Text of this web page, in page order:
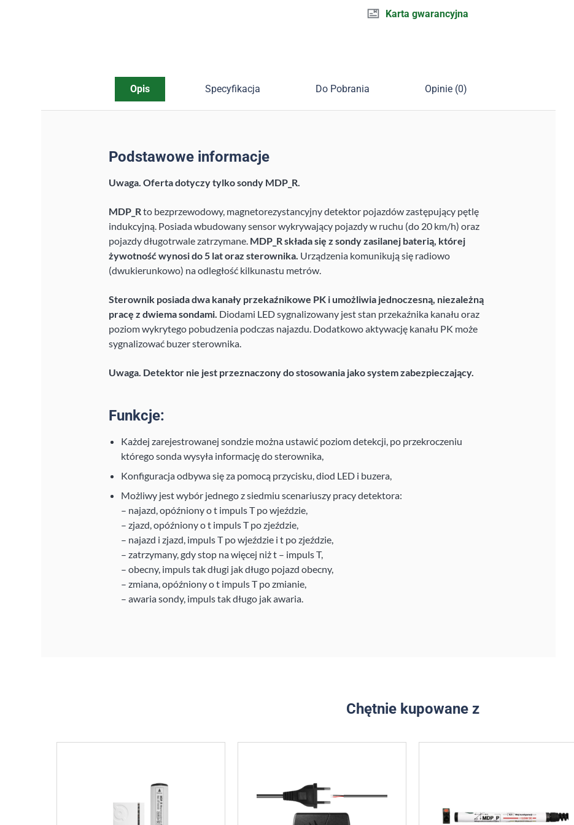
Karta gwarancyjna
Opis Specyfikacja Do Pobrania Opinie (0)
Podstawowe informacje
Uwaga. Oferta dotyczy tylko sondy MDP_R.
MDP_Rto bezprzewodowy, magnetorezystancyjny detektor pojazdów zastępujący pętlę
indukcyjną. Posiada wbudowany sensor wykrywający pojazdy w ruchu (do 20 km/h) oraz
pojazdy długotrwale zatrzymane. MDP_R składa się z sondy zasilanej baterią, której
żywotność wynosi do 5 lat oraz sterownika. Urządzenia komunikują się radiowo
(dwukierunkowo) na odległość kilkunastu metrów.
Sterownik posiada dwa kanały przekaźnikowe PK i umożliwia jednoczesną, niezależną
pracę z dwiema sondami. Diodami LED sygnalizowany jest stan przekaźnika kanału oraz
poziom wykrytego pobudzenia podczas najazdu. Dodatkowo aktywację kanału PK może
sygnalizować buzer sterownika.
Uwaga. Detektor nie jest przeznaczony do stosowania jako system zabezpieczający.
Funkcje:
Każdej zarejestrowanej sondzie można ustawić poziom detekcji, po przekroczeniu
którego sonda wysyła informację do sterownika,
Konfiguracja odbywa się za pomocą przycisku, diod LED i buzera,
Możliwy jest wybór jednego z siedmiu scenariuszy pracy detektora:
– najazd, opóźniony o t impuls T po wjeździe,
– zjazd, opóźniony o t impuls T po zjeździe,
– najazd i zjazd, impuls T po wjeździe i t po zjeździe,
– zatrzymany, gdy stop na więcej niż t – impuls T,
– obecny, impuls tak długi jak długo pojazd obecny,
– zmiana, opóźniony o t impuls T po zmianie,
– awaria sondy, impuls tak długo jak awaria.
Chętnie kupowane z